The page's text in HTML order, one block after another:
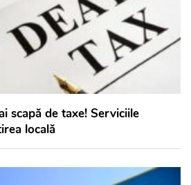
scapă de taxe! Serviciile
locală